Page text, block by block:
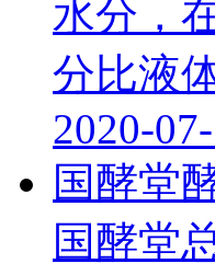
水分，
分比液
2020-
国酵堂
国酵堂